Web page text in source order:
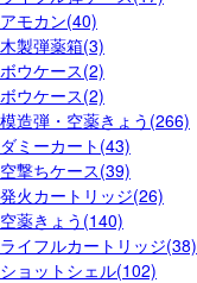
アモカン(40)
木製弾薬箱(3)
ボウケース(2)
ボウケース(2)
模造弾・空薬きょう(266)
ダミーカート(43)
空撃ちケース(39)
発火カートリッジ(26)
空薬きょう(140)
ライフルカートリッジ(38)
ショットシェル(102)